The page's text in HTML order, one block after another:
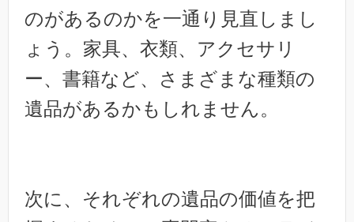
のがあるのかを一通り見直しまし
ょう。家具、衣類、アクセサリ
ー、書籍など、さまざまな種類の
遺品があるかもしれません。
次に、それぞれの遺品の価値を把